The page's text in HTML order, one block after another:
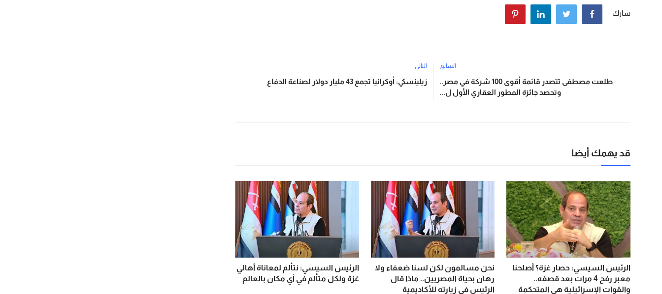
شارك
السابق
طلعت مصطفى تتصدر قائمة أقوى 100 شركة في مصر..
وتحصد جائزة المطور العقاري الأول ل...
التالي
زيلينسكي: أوكرانيا تجمع 43 مليار دولار لصناعة الدفاع
قد يهمك أيضا
الرئيس السيسي: حصار غزة؟ أصلحنا
معبر رفح 4 مرات بعد قصفه..
والقوات الإسرائيلية هي المتحكمة
نحن مسالمون لكن لسنا ضعفاء ولا
رهان بحياة المصريين.. ماذا قال
الرئيس في زيارته للأكاديمية
الرئيس السيسي: نتألم لمعاناة أهالي
غزة ولكل متألم في أي مكان بالعالم